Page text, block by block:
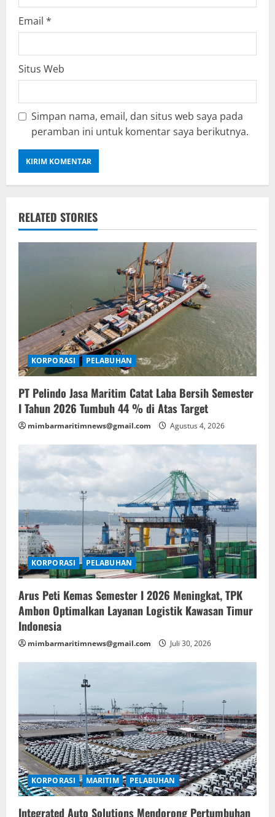
Email *
Situs Web
Simpan nama, email, dan situs web saya pada
peramban ini untuk komentar saya berikutnya.
RELATED STORIES
KORPORASI PELABUHAN
PT Pelindo Jasa Maritim Catat Laba Bersih Semester
I Tahun 2026 Tumbuh 44 % di Atas Target
mimbarmaritimnews@gmail.com Agustus 4, 2026
KORPORASI PELABUHAN
Arus Peti Kemas Semester I 2026 Meningkat, TPK
Ambon Optimalkan Layanan Logistik Kawasan Timur
Indonesia
mimbarmaritimnews@gmail.com Juli 30, 2026
KORPORASI MARITIM PELABUHAN
Integrated Auto Solutions Mendorong Pertumbuhan